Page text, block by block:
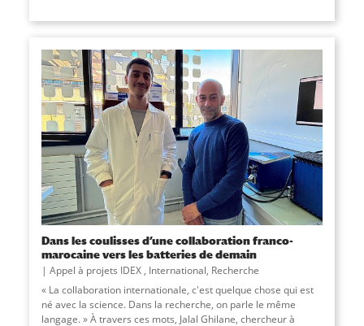
Dans les coulisses d’une collaboration franco-
marocaine vers les batteries de demain
Appel à projets IDEX, International, Recherche
« La collaboration internationale, c'est quelque chose qui est
né avec la science. Dans la recherche, on parle le même
langage. » À travers ces mots, Jalal Ghilane, chercheur à